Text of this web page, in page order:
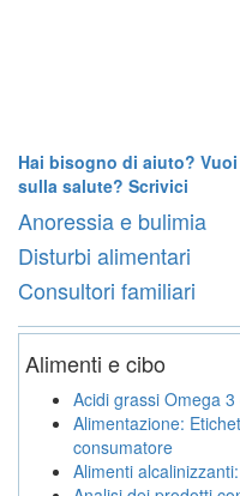
Hai bisogno di aiuto?
sulla salute? Scrivici
Anoressia e bulimia
Disturbi alimentari
Consultori familiari
Alimenti e cibo
Acidi grassi Omega
Alimentazione:
consumatore
Alimenti